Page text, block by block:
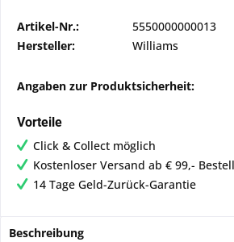
Artikel-Nr.:
5550000000013
Hersteller:
Williams
Angaben zur Produktsicherheit:
Vorteile
Click & Collect möglich
Kostenloser Versand ab € 99,-
14 Tage Geld-Zurück-Garantie
Beschreibung